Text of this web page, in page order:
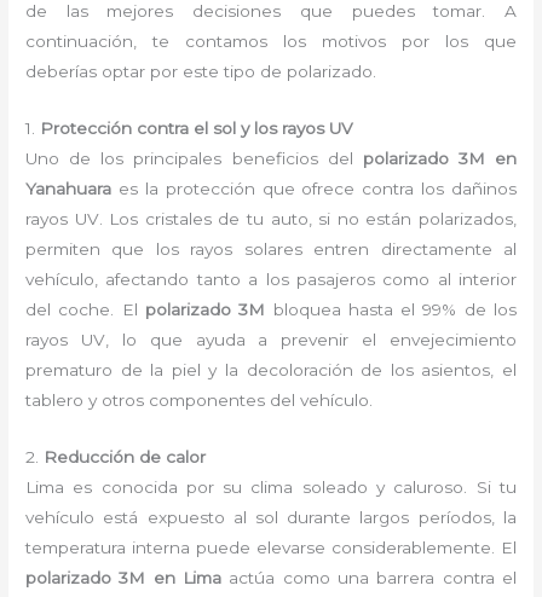
de las mejores decisiones que puedes tomar. A
continuación, te contamos los motivos por los que
deberías optar por este tipo de polarizado.
1. Protección contra el sol y los rayos UV
Uno de los principales beneficios del polarizado 3M en
Yanahuara es la protección que ofrece contra los dañinos
rayos UV. Los cristales de tu auto, si no están polarizados,
permiten que los rayos solares entren directamente al
vehículo, afectando tanto a los pasajeros como al interior
del coche. El polarizado 3M bloquea hasta el 99% de los
rayos UV, lo que ayuda a prevenir el envejecimiento
prematuro de la piel y la decoloración de los asientos, el
tablero y otros componentes del vehículo.
2.
Reducción de calor
Lima es conocida por su clima soleado y caluroso. Si tu
vehículo está expuesto al sol durante largos períodos, la
temperatura interna puede elevarse considerablemente. El
polarizado 3M en Lima actúa como una barrera contra el